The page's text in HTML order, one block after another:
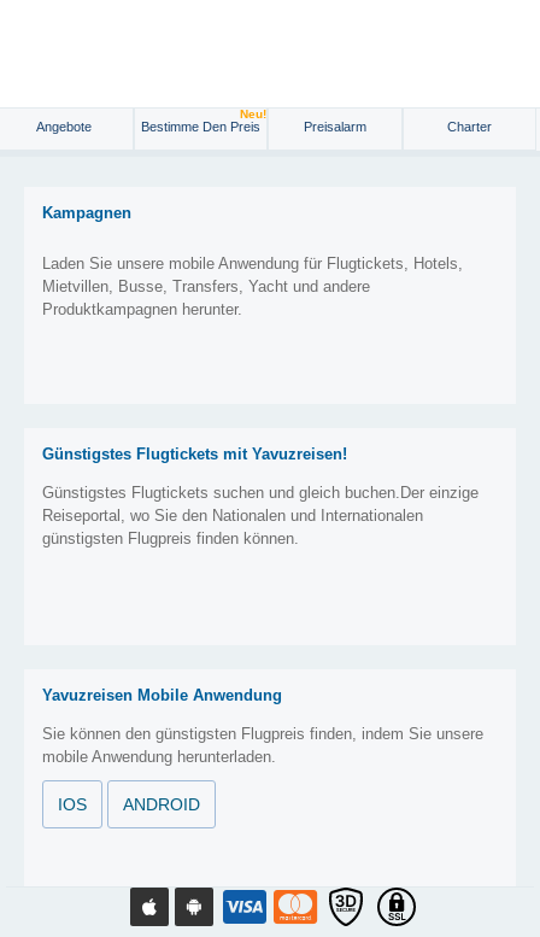
Angebote Bestimme Den Preis
Neu!
Preisalarm Charter
Kampagnen
Laden Sie unsere mobile Anwendung für Flugtickets, Hotels,
Mietvillen, Busse, Transfers, Yacht und andere
Produktkampagnen herunter.
Günstigstes Flugtickets mit Yavuzreisen!
Günstigstes Flugtickets suchen und gleich buchen.Der einzige
Reiseportal, wo Sie den Nationalen und Internationalen
günstigsten Flugpreis finden können.
Yavuzreisen Mobile Anwendung
Sie können den günstigsten Flugpreis finden, indem Sie unsere
mobile Anwendung herunterladen.
IOS ANDROID